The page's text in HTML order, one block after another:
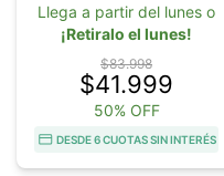
Llega a partir del lunes o
¡Retiralo el lunes!
$83.998
$41.999
50% OFF
DESDE 6 CUOTAS SIN INTERÉS